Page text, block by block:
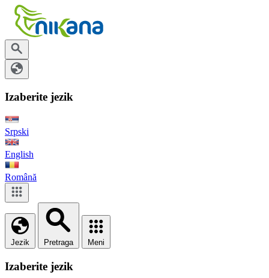
Izaberite jezik
Srpski
English
Română
Jezik Pretraga Meni
Izaberite jezik